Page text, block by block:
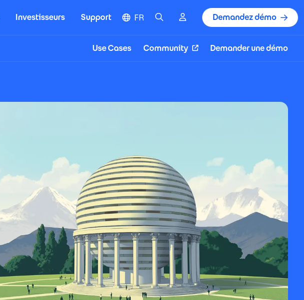
Investisseurs Support FR ChercheCloud Demandez démo
Use Cases Community
(S'ouvre dans une nouvelle fenêtre)
Demander une démo